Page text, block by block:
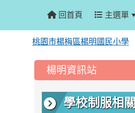
回首頁 主選單
桃園市楊梅區楊明國民小學
::: 楊明資訊站
學校制服相關